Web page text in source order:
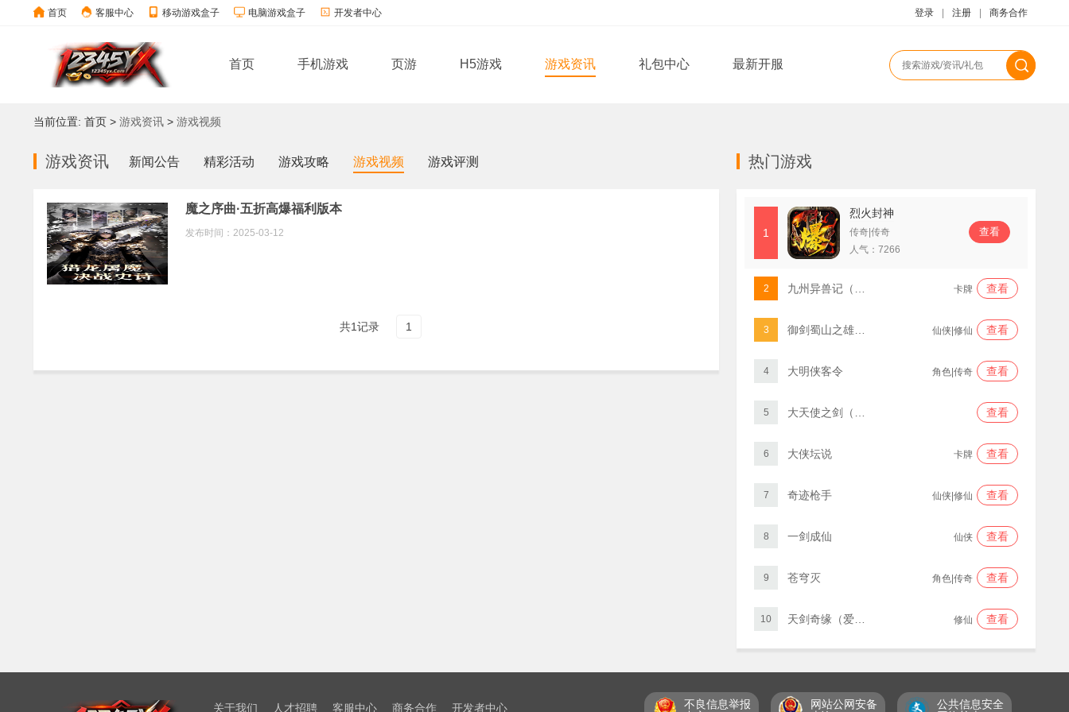
首页 客服中心 移动游戏盒子 电脑游戏盒子 开发者中心 登录 注册 商务合作
首页 手机游戏 页游 H5游戏 游戏资讯 礼包中心 最新开服
当前位置: 首页 > 游戏资讯 > 游戏视频
游戏资讯 新闻公告 精彩活动 游戏攻略 游戏视频 游戏评测
魔之序曲·五折高爆福利版本
发布时间：2025-03-12
共1记录 1
热门游戏
1
烈火封神
传奇|传奇
人气： 7266
查看
2 卡牌 查看
3 仙侠|修仙 查看
4 大明侠客令 角色|传奇 查看
5 查看
6 大侠坛说 卡牌 查看
7 奇迹枪手 仙侠|修仙 查看
8 一剑成仙 仙侠 查看
9 苍穹灭 角色|传奇 查看
10 修仙 查看
关于我们 人才招聘 客服中心 商务合作 开发者中心
公共信息安全
网站公网安备
不良信息举报